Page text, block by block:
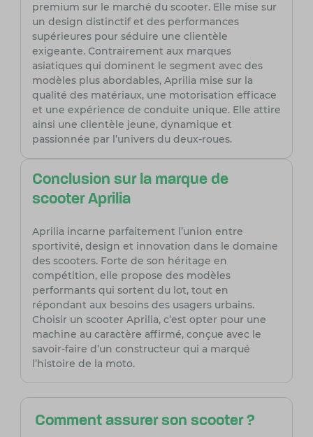
premium sur le marché du scooter. Elle mise sur
un design distinctif et des performances
supérieures pour séduire une clientèle
exigeante. Contrairement aux marques
asiatiques qui dominent le segment avec des
modèles plus abordables, Aprilia mise sur la
qualité des matériaux, une motorisation efficace
et une expérience de conduite unique. Elle attire
ainsi une clientèle jeune, dynamique et
passionnée par l’univers du deux-roues.
Conclusion sur la marque de
scooter Aprilia
Aprilia incarne parfaitement l’union entre
sportivité, design et innovation dans le domaine
des scooters. Forte de son héritage en
compétition, elle propose des modèles
performants qui sortent du lot, tout en
répondant aux besoins des usagers urbains.
Choisir un scooter Aprilia, c’est opter pour une
machine au caractère affirmé, conçue avec le
savoir-faire d’un constructeur qui a marqué
l’histoire de la moto.
Comment assurer son scooter ?